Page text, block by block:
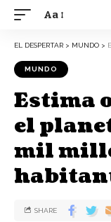
Aa
EL DESPERTAR > MUNDO >
MUNDO
Estima
el
mil
SHARE